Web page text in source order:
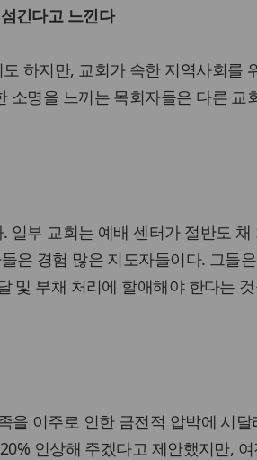
긴다고 느낀다
하지만, 교회가 속한 지역사회를
소명을 느끼는 목회자들은 다른 교
일부 교회는 예배 센터가 절반도 채
은 경험 많은 지도자들이다. 그들은
및 부채 처리에 할애해야 한다는
을 이주로 인한 금전적 압박에 시달
인상해 주겠다고 제안했지만, 여